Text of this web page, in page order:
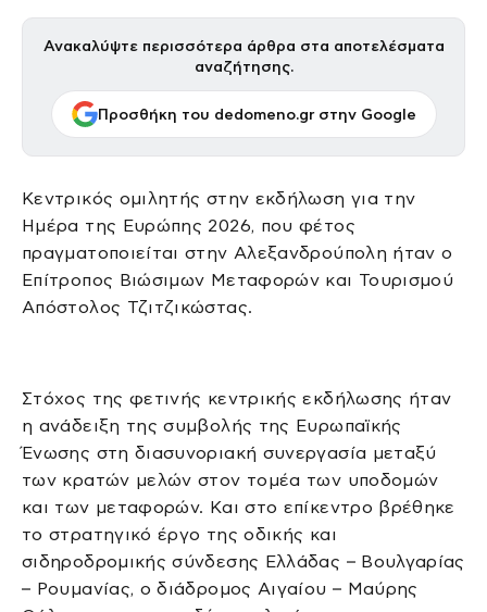
Ανακαλύψτε περισσότερα άρθρα στα αποτελέσματα
αναζήτησης.
Προσθήκη του dedomeno.gr στην Google
Κεντρικός ομιλητής στην εκδήλωση για την
Ημέρα της Ευρώπης 2026, που φέτος
πραγματοποιείται στην Αλεξανδρούπολη ήταν ο
Επίτροπος Βιώσιμων Μεταφορών και Τουρισμού
Απόστολος Τζιτζικώστας.
Στόχος της φετινής κεντρικής εκδήλωσης ήταν
η ανάδειξη της συμβολής της Ευρωπαϊκής
Ένωσης στη διασυνοριακή συνεργασία μεταξύ
των κρατών μελών στον τομέα των υποδομών
και των μεταφορών. Και στο επίκεντρο βρέθηκε
το στρατηγικό έργο της οδικής και
σιδηροδρομικής σύνδεσης Ελλάδας – Βουλγαρίας
– Ρουμανίας, ο διάδρομος Αιγαίου – Μαύρης